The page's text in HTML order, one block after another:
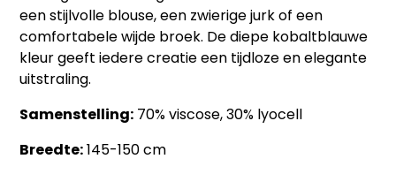
een stijlvolle blouse, een zwierige jurk of een
comfortabele wijde broek. De diepe kobaltblauwe
kleur geeft iedere creatie een tijdloze en elegante
uitstraling.
Samenstelling: 70% viscose, 30% lyocell
Breedte:145-150 cm